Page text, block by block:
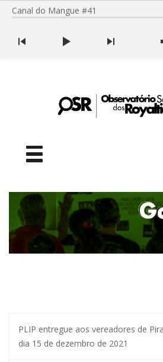
Canal do Mangue #41
SOBRE
PLIP entregue aos vereadores de
dia 15 de dezembro de 2021